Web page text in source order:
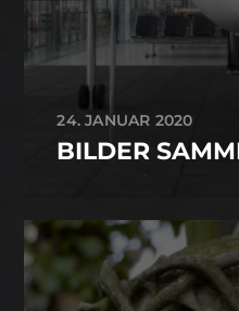
24. JANUAR 2020
BILDER